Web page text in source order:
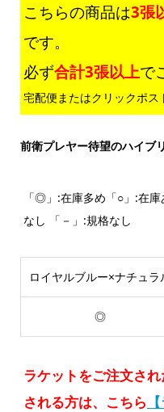
こちらの商品は3張
です。
必ず合計3張以上で
宅配便またはクリックポス
前衛プレヤー待望のハイブ
「◎」:在庫多め「○」:在
なし 「－」:規格なし
ロイヤルブルー×ナチュラ
◎
ラケットをご注文さ
される方は、こちら